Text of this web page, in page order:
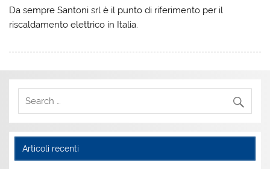
Da sempre Santoni srl è il punto di riferimento per il
riscaldamento elettrico in Italia.
Articoli recenti